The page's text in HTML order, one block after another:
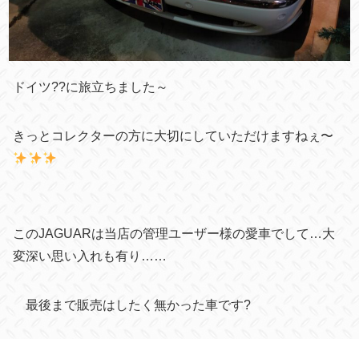
ドイツ??に旅立ちました～
きっとコレクターの方に大切にしていただけますねぇ〜
このJAGUARは当店の管理ユーザー様の愛車でして…大
変深い思い入れも有り……
最後まで販売はしたく無かった車です?